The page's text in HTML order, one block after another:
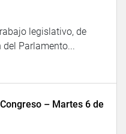
legislativo, de
Parlamento...
– Martes 6 de